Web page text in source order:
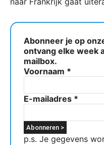
Abonneer je op
ontvang elke week
mailbox.
Voornaam *
E-mailadres *
p.s. Je gegevens